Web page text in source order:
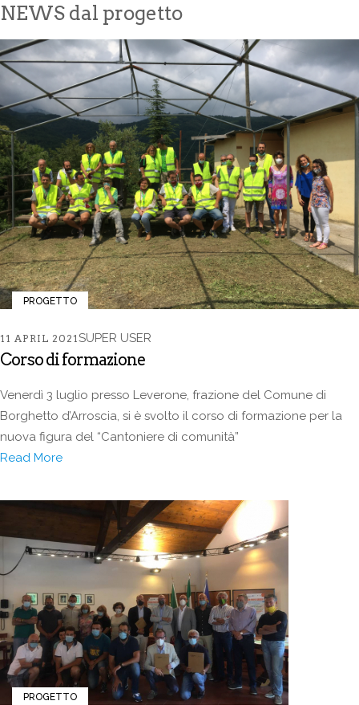
NEWS dal progetto
Corso di formazione
11 APRIL 2021
PROGETTO
SUPER USER
Venerdì 3 luglio presso Leverone, frazione del Comune di
Borghetto d’Arroscia, si è svolto il corso di formazione per la
nuova figura del “Cantoniere di comunità”
Read More
PROGETTO